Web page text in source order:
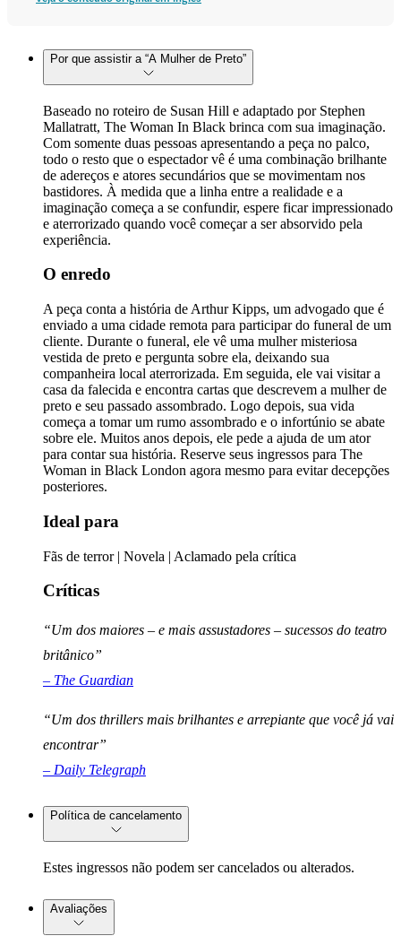
Por que assistir a “A Mulher de Preto”
Baseado no roteiro de Susan Hill e adaptado por Stephen
Mallatratt, The Woman In Black brinca com sua imaginação.
Com somente duas pessoas apresentando a peça no palco,
todo o resto que o espectador vê é uma combinação brilhante
de adereços e atores secundários que se movimentam nos
bastidores. À medida que a linha entre a realidade e a
imaginação começa a se confundir, espere ficar impressionado
e aterrorizado quando você começar a ser absorvido pela
experiência.
O enredo
A peça conta a história de Arthur Kipps, um advogado que é
enviado a uma cidade remota para participar do funeral de um
cliente. Durante o funeral, ele vê uma mulher misteriosa
vestida de preto e pergunta sobre ela, deixando sua
companheira local aterrorizada. Em seguida, ele vai visitar a
casa da falecida e encontra cartas que descrevem a mulher de
preto e seu passado assombrado. Logo depois, sua vida
começa a tomar um rumo assombrado e o infortúnio se abate
sobre ele. Muitos anos depois, ele pede a ajuda de um ator
para contar sua história. Reserve seus ingressos para The
Woman in Black London agora mesmo para evitar decepções
posteriores.
Ideal para
Fãs de terror | Novela | Aclamado pela crítica
Críticas
“Um dos maiores – e mais assustadores – sucessos do teatro
britânico”
– The Guardian
“Um dos thrillers mais brilhantes e arrepiante que você já vai
encontrar”
– Daily Telegraph
Política de cancelamento
Estes ingressos não podem ser cancelados ou alterados.
Avaliações